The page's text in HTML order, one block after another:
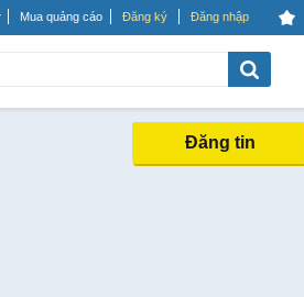
Mua quảng cáo Đăng ký Đăng nhập
Đăng tin